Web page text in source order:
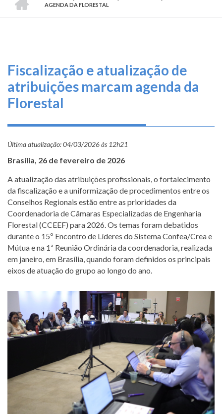
O
que
Informe-
se
Conosco
e
Prestação
de
Contas
TRILHA
DE
AGENDA DA FLORESTAL
Fiscalização e atualização de
atribuições marcam agenda da
Florestal
Última atualização:04/03/2026 às 12h21
Brasília, 26 de fevereiro de 2026
A atualização das atribuições profissionais, o fortalecimento
da fiscalização e a uniformização de procedimentos entre os
Conselhos Regionais estão entre as prioridades da
Coordenadoria de Câmaras Especializadas de Engenharia
Florestal (CCEEF) para 2026. Os temas foram debatidos
durante o 15º Encontro de Líderes do Sistema Confea/Crea e
Mútua e na 1ª Reunião Ordinária da coordenadoria, realizada
em janeiro, em Brasília, quando foram definidos os principais
eixos de atuação do grupo ao longo do ano.